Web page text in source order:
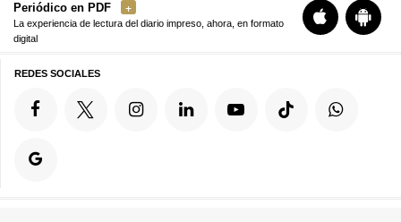
Periódico en PDF
La experiencia de lectura del diario impreso, ahora, en formato
digital
REDES SOCIALES